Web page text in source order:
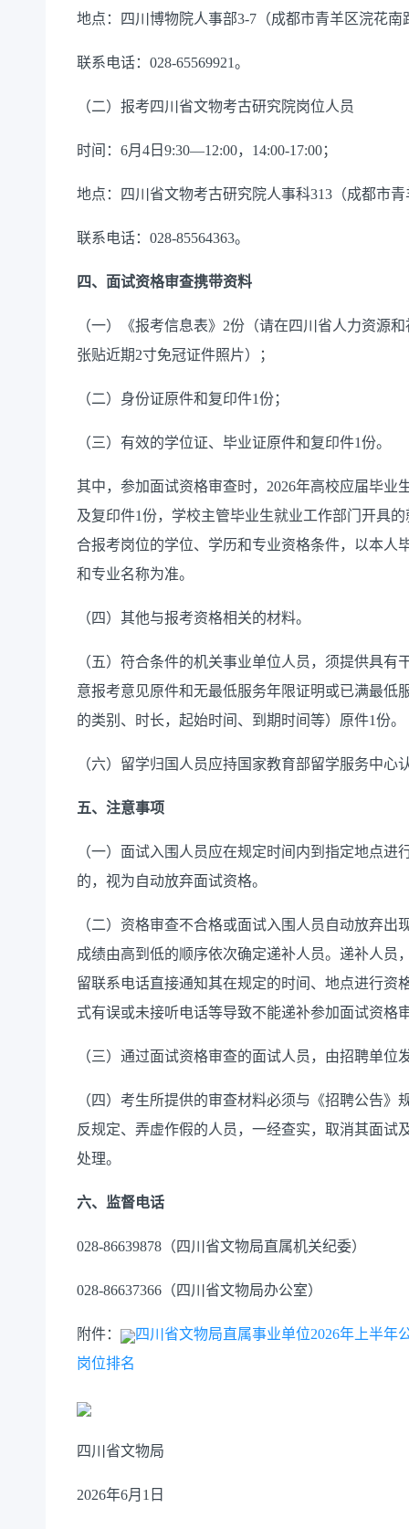
地点：四川博物院人事部3-7（成都市青羊区浣花南
联系电话：028-65569921。
（二）报考四川省文物考古研究院岗位人员
时间：6月4日9:30—12:00，14:00-17:00；
地点：四川省文物考古研究院人事科313（成都市
联系电话：028-85564363。
四、面试资格审查携带资料
（一）《报考信息表》2份（请在四川省人力资源
张贴近期2寸免冠证件照片）；
（二）身份证原件和复印件1份；
（三）有效的学位证、毕业证原件和复印件1份。
其中，参加面试资格审查时，2026年高校应届毕
及复印件1份，学校主管毕业生就业工作部门开具
合报考岗位的学位、学历和专业资格条件，以本人
和专业名称为准。
（四）其他与报考资格相关的材料。
（五）符合条件的机关事业单位人员，须提供具
意报考意见原件和无最低服务年限证明或已满最低
的类别、时长，起始时间、到期时间等）原件1份。
（六）留学归国人员应持国家教育部留学服务中心
五、注意事项
（一）面试入围人员应在规定时间内到指定地点
的，视为自动放弃面试资格。
（二）资格审查不合格或面试入围人员自动放弃
成绩由高到低的顺序依次确定递补人员。递补人员
留联系电话直接通知其在规定的时间、地点进行资
式有误或未接听电话等导致不能递补参加面试资格
（三）通过面试资格审查的面试人员，由招聘单位
（四）考生所提供的审查材料必须与《招聘公告
反规定、弄虚作假的人员，一经查实，取消其面
处理。
六、监督电话
028-86639878（四川省文物局直属机关纪委）
028-86637366（四川省文物局办公室）
附件：
四川省文物局直属事业单位2026年上半
岗位排名
四川省文物局
2026年6月1日